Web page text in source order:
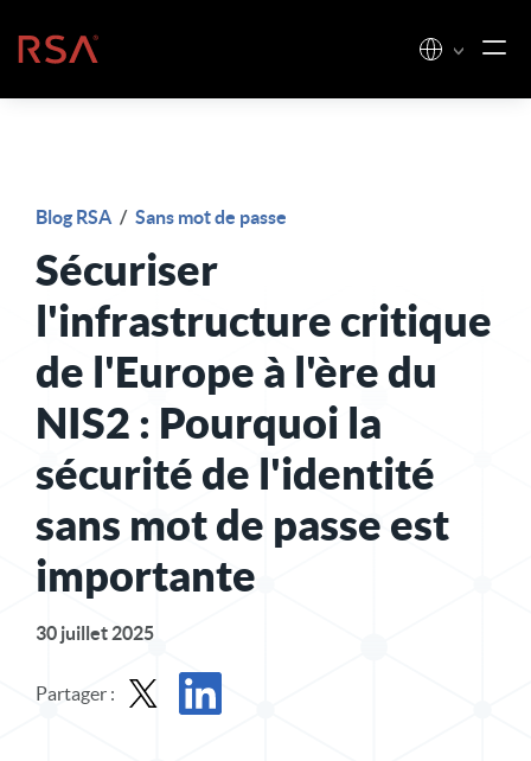
Accueil
Blog RSA / Sans mot de passe
Sécuriser
l'infrastructure critique
de l'Europe à l'ère du
NIS2 : Pourquoi la
sécurité de l'identité
sans mot de passe est
importante
30 juillet 2025
Partager :